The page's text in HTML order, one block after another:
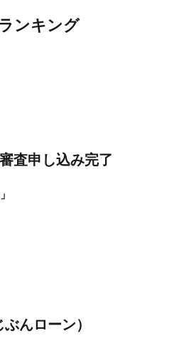
ンキング
査申し込み完了
んローン）